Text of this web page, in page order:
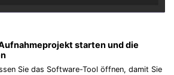
starten und die
Sie das Software-Tool öffnen, damit Sie